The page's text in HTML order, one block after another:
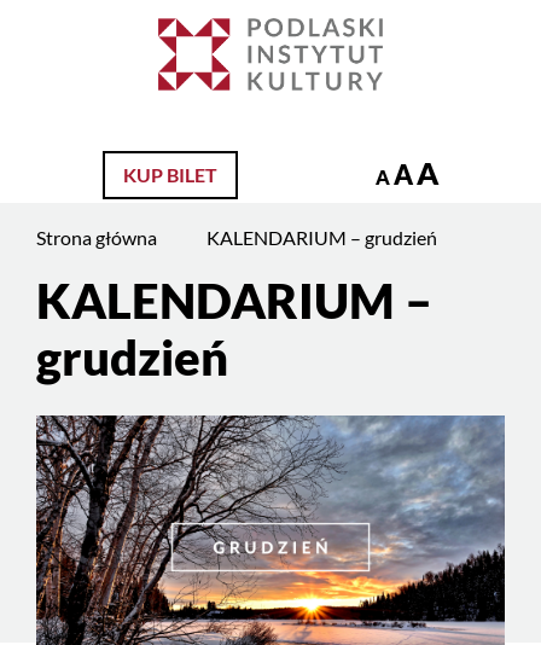
KUP BILET AAA
Strona główna KALENDARIUM – grudzień
Treść
stronyKALENDARIUM –
grudzień